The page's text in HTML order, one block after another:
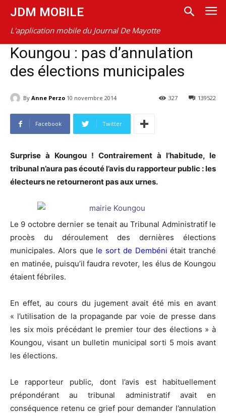
JDM MOBILE
L'application mobile du Journal De Mayotte
Koungou : pas d’annulation
des élections municipales
By Anne Perzo 10 novembre 2014 139522
327
Facebook Twitter
Surprise à Koungou ! Contrairement à l’habitude, le
tribunal n’aura pas écouté l’avis du rapporteur public : les
électeurs ne retourneront pas aux urnes.
Le 9 octobre dernier se tenait au Tribunal Administratif le
procès du déroulement des dernières élections
municipales. Alors que le sort de Dembéni était tranché
en matinée, puisqu’il faudra revoter, les élus de Koungou
étaient fébriles.
En effet, au cours du jugement avait été mis en avant
« l’utilisation de la propagande par voie de presse dans
les six mois précédant le premier tour des élections » à
Koungou, visant un bulletin municipal sorti 5 mois avant
les élections.
Le rapporteur public, dont l’avis est habituellement
prépondérant au tribunal administratif avait en
conséquence retenu ce grief pour demander l’annulation